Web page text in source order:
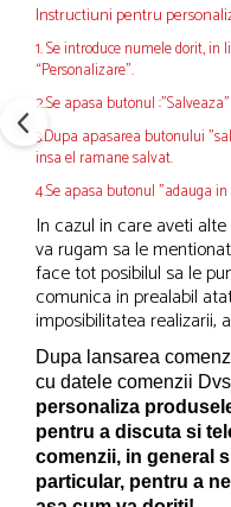
Instructiuni pentru
1. Se introduce numele dorit,
“Personalizare”.
2.Se apasa butonul :"Salveaza"
3.Dupa apasarea butonului
insa el ramane salvat.
4.Se apasa butonul "adauga in
In cazul in care aveti
va rugam sa le
face tot posibilul sa le
comunica in prealabil
imposibilitatea realizarii,
Dupa lansarea
cu datele comenzii
personaliza
pentru a discuta si
comenzii, in general
particular, pentru a